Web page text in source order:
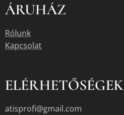
ÁRUHÁZ
Rólunk
Kapcsolat
ELÉRHETŐSÉGEK
atisprofi@gmail.com